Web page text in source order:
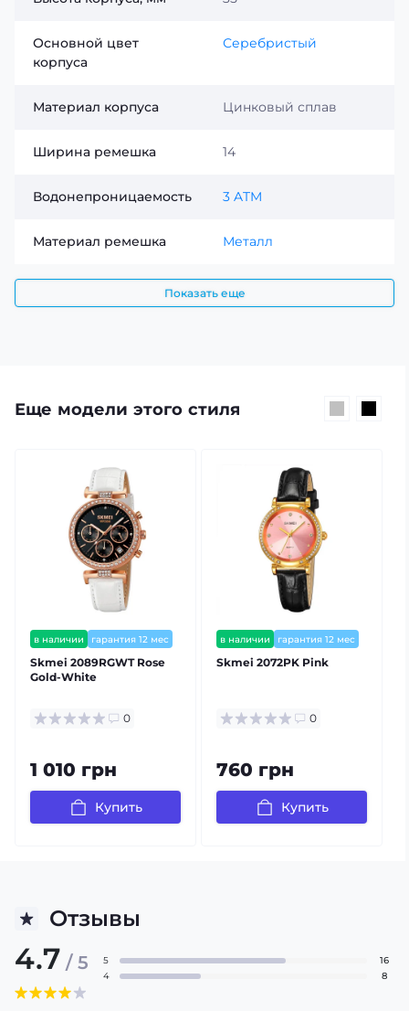
Основной цвет
корпуса
Серебристый
Материал корпуса Цинковый сплав
Ширина ремешка 14
Водонепроницаемость 3 ATM
Материал ремешка Металл
Показать еще
Еще модели этого стиля
в наличии гарантия 12 мес
Skmei 2089RGWT Rose
Gold-White
0
1 010 грн
Купить
в наличии гарантия 12 мес
Skmei 2072PK Pink
0
760 грн
Купить
Отзывы
4.7 / 5 5
16
4
8